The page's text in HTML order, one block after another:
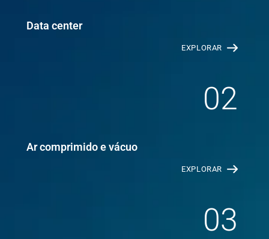
Data center
EXPLORAR
02
Ar comprimido e vácuo
EXPLORAR
03